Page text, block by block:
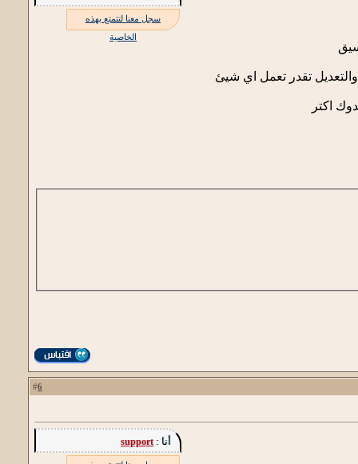
سجل معنا لتتمتع بهذه
الخاصية
تقدر تعمل اي شيئ
6
أنا :support